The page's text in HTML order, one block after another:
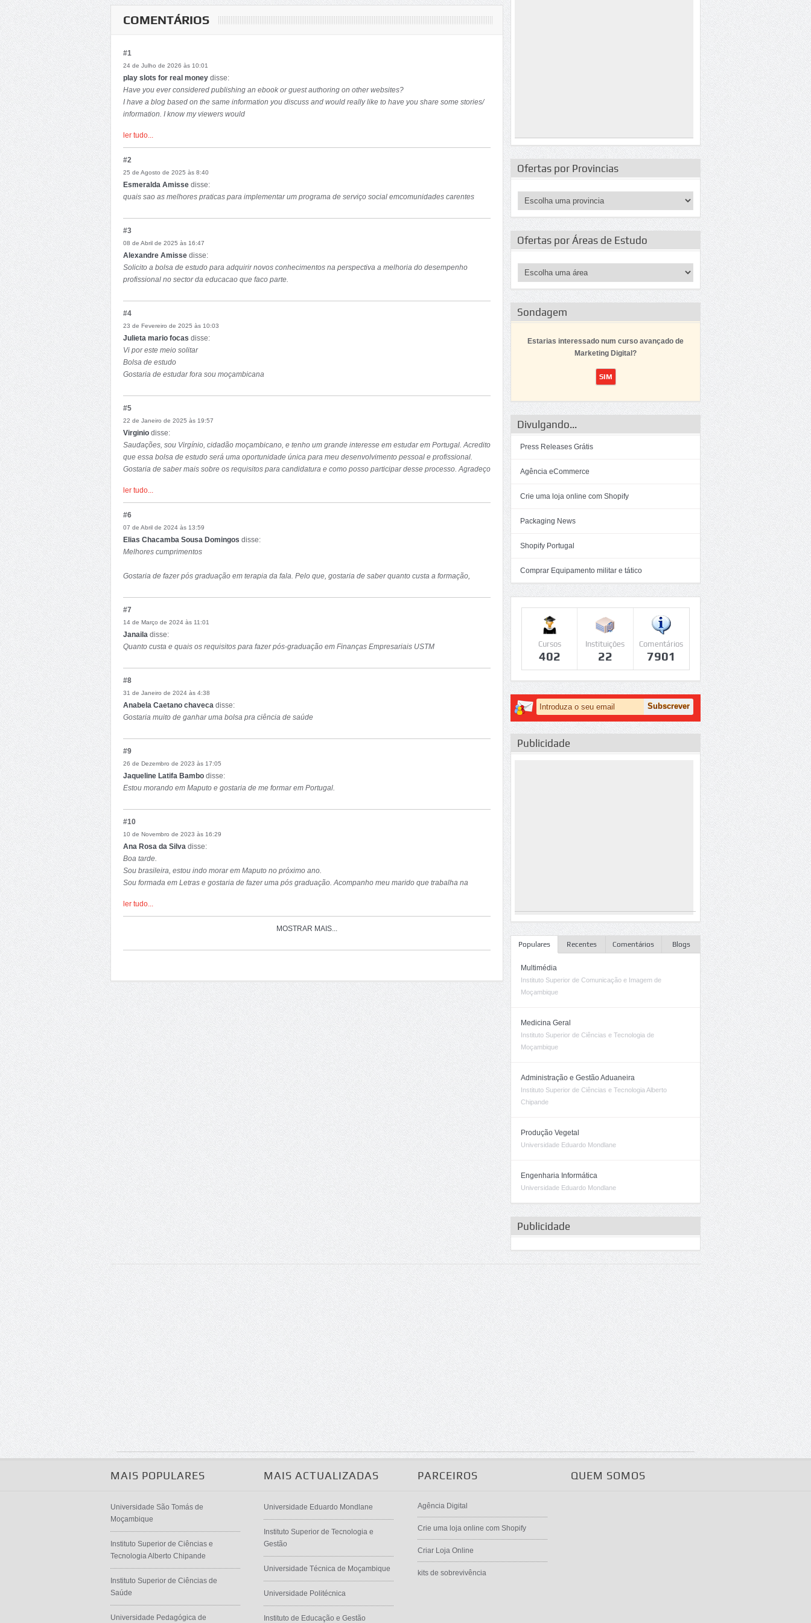
COMENTÁRIOS
#1
24 de Julho de 2026 às 10:01
play slots for real money disse:
Have yоu ever considered publishing an ebook or guest authoring on other websites?
I have a blog based on the same information yоu discuss and would really like to have you share some stories/
іnformation. I know my viewers would
to send me an e mail.
ler tudo...
#2
25 de Agosto de 2025 às 8:40
Esmeralda Amisse disse:
quais sao as melhores praticas para implementar um programa de serviço social emcomunidades carentes
#3
08 de Abril de 2025 às 16:47
Alexandre Amisse disse:
Solicito a bolsa de estudo para adquirir novos conhecimentos na perspectiva a melhoria do desempenho
profissional no sector da educacao que faco parte.
#4
23 de Fevereiro de 2025 às 10:03
Julieta mario focas disse:
Vi por este meio solitar
Bolsa de estudo
Gostaria de estudar fora sou moçambicana
#5
22 de Janeiro de 2025 às 19:57
Virginio disse:
Saudações, sou Virgínio, cidadão moçambicano, e tenho um grande interesse em estudar em Portugal. Acredito
que essa bolsa de estudo será uma oportunidade única para meu desenvolvimento pessoal e profissional.
Gostaria de saber mais sobre os requisitos para candidatura e como posso participar desse processo. Agradeço
ler tudo...
#6
07 de Abril de 2024 às 13:59
Elias Chacamba Sousa Domingos disse:
Melhores cumprimentos
Gostaria de fazer pós graduação em terapia da fala. Pelo que, gostaria de saber quanto custa a formação,
Agradeço desde já
#7
14 de Março de 2024 às 11:01
Janaila disse:
Quanto custa e quais os requisitos para fazer pós-graduação em Finanças Empresariais USTM
#8
31 de Janeiro de 2024 às 4:38
Anabela Caetano chaveca disse:
Gostaria muito de ganhar uma bolsa pra ciência de saúde
#9
26 de Dezembro de 2023 às 17:05
Jaqueline Latifa Bambo disse:
Estou morando em Maputo e gostaria de me formar em Portugal.
#10
10 de Novembro de 2023 às 16:29
Ana Rosa da Silva disse:
Boa tarde.
Sou brasileira, estou indo morar em Maputo no próximo ano.
Sou formada em Letras e gostaria de fazer uma pós graduação. Acompanho meu marido que trabalha na
Desde já agradeço.
Att,
ler tudo...
MOSTRAR MAIS...
Ofertas por Provincias
Ofertas por Áreas de Estudo
Sondagem
Estarias interessado num curso avançado de
Marketing Digital?
Divulgando...
Press Releases Grátis
Agência eCommerce
Crie uma loja online com Shopify
Packaging News
Shopify Portugal
Comprar Equipamento militar e tático
Cursos
402
Instituições
22
Comentários
7901
Publicidade
Populares Recentes Comentários Blogs
Multimédia
Instituto Superior de Comunicação e Imagem de
Moçambique
Medicina Geral
Instituto Superior de Ciências e Tecnologia de
Moçambique
Administração e Gestão Aduaneira
Instituto Superior de Ciências e Tecnologia Alberto
Chipande
Produção Vegetal
Universidade Eduardo Mondlane
Engenharia Informática
Universidade Eduardo Mondlane
Publicidade
MAIS POPULARES
Universidade São Tomás de
Moçambique
Instituto Superior de Ciências e
Tecnologia Alberto Chipande
Instituto Superior de Ciências de
Saúde
Universidade Pedagógica de
MAIS ACTUALIZADAS
Universidade Eduardo Mondlane
Instituto Superior de Tecnologia e
Gestão
Universidade Técnica de Moçambique
Universidade Politécnica
Instituto de Educação e Gestão
PARCEIROS
Agência Digital
Crie uma loja online com Shopify
Criar Loja Online
kits de sobrevivência
QUEM SOMOS